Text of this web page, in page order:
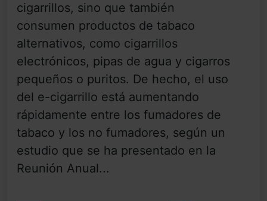
cigarrillos, sino que también
consumen productos de tabaco
alternativos, como cigarrillos
electrónicos, pipas de agua y cigarros
pequeños o puritos. De hecho, el uso
del e-cigarrillo está aumentando
rápidamente entre los fumadores de
tabaco y los no fumadores, según un
estudio que se ha presentado en la
Reunión Anual...